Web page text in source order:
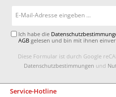
Ich habe die
AGB gelesen und bin mit ihnen
Diese Formular ist durch Google
Datenschutzbestimmungen und
Service-Hotline